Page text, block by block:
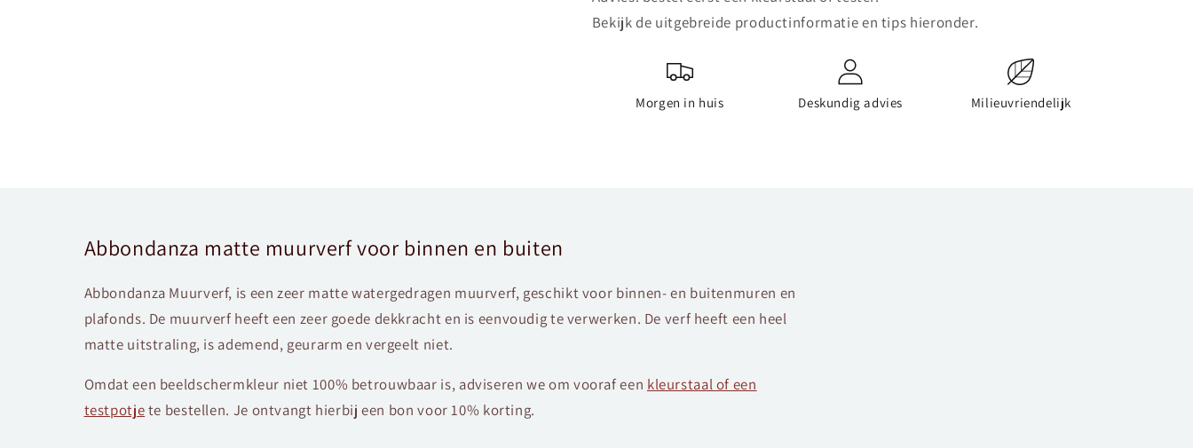
Bekijk de uitgebreide productinformatie en tips hieronder.
Morgen in huis Deskundig advies Milieuvriendelijk
Abbondanza matte muurverf voor binnen en buiten
Abbondanza Muurverf, is een zeer matte watergedragen muurverf, geschikt voor binnen- en buitenmuren en
plafonds. De muurverf heeft een zeer goede dekkracht en is eenvoudig te verwerken. De verf heeft een heel
matte uitstraling, is ademend, geurarm en vergeelt niet.
Omdat een beeldschermkleur niet 100% betrouwbaar is, adviseren we om vooraf een kleurstaal of een
testpotjete bestellen. Je ontvangt hierbij een bon voor 10% korting.